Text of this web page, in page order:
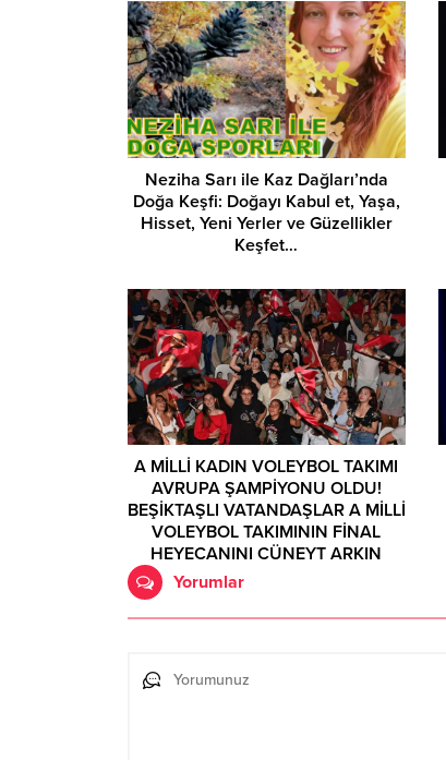
Neziha Sarı ile Kaz Dağları’nda
Doğa Keşfi: Doğayı Kabul et, Yaşa,
Hisset, Yeni Yerler ve Güzellikler
Keşfet…
A MİLLİ KADIN VOLEYBOL TAKIMI
AVRUPA ŞAMPİYONU OLDU!
BEŞİKTAŞLI VATANDAŞLAR A MİLLİ
VOLEYBOL TAKIMININ FİNAL
HEYECANINI CÜNEYT ARKIN
SANATÇILAR PARKI’NDA YAŞADI!
Yorumlar